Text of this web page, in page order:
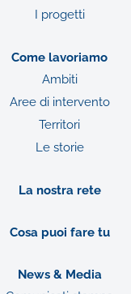
I progetti
Come lavoriamo
Ambiti
Aree di intervento
Territori
Le storie
La nostra rete
Cosa puoi fare tu
News & Media